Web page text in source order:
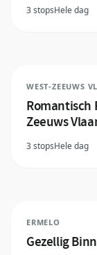
3 stopsHele dag
WEST-ZEEUWS
Romantisch
Zeeuws
3 stopsHele dag
ERMELO
Gezellig